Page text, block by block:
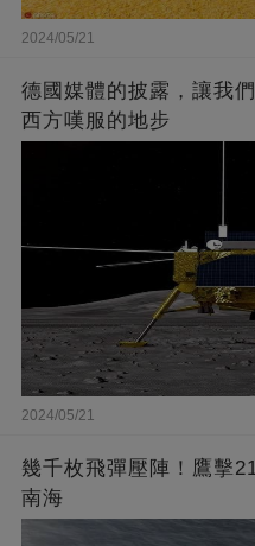
2024/05/21
德國媒體的披露，讓我
西方嘆服的地步
2024/05/21
幾千枚飛彈壓陣！鷹擊
南海